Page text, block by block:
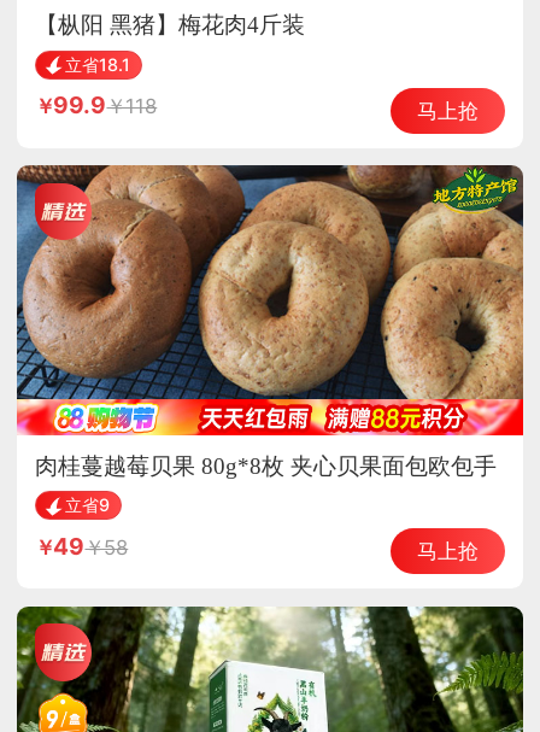
【枞阳 黑猪】梅花肉4斤装
立省18.1
99.9 118 马上抢
肉桂蔓越莓贝果 80g*8枚 夹心贝果面包欧包手
工烘焙
立省9
49 58 马上抢